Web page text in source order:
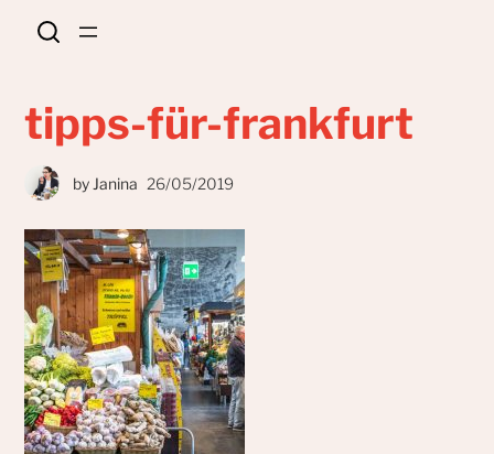
tipps-für-frankfurt
by Janina 26/05/2019